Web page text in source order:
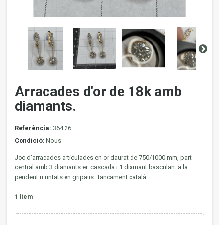
Arracades d'or de 18k amb
diamants.
Referència: 364.26
Condició: Nous
Joc d'arracades articulades en or daurat de 750/1000 mm, part
central amb 3 diamants en cascada i 1 diamant basculant a la
pendent muntats en gripaus. Tancament català.
1 Item